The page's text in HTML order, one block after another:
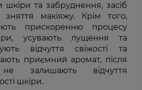
шкіри та забруднення, засіб
зняття макіяжу. Крім того,
прискоренню процесу
усувають лущення та
відчуття свіжості та
приємний аромат, після
не залишають відчуття
шкіри.